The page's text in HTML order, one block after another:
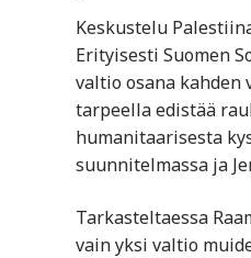
Keskustelu
Erityisesti Suomen
valtio osana
tarpeella edistää
humanitaarisesta
suunnitelmassa ja
Tarkasteltaessa
vain yksi valtio